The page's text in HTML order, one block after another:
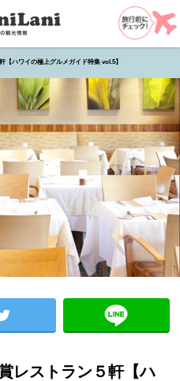
【ハワイの極上グルメガイド特集 vol.5】
レストラン５軒【ハ